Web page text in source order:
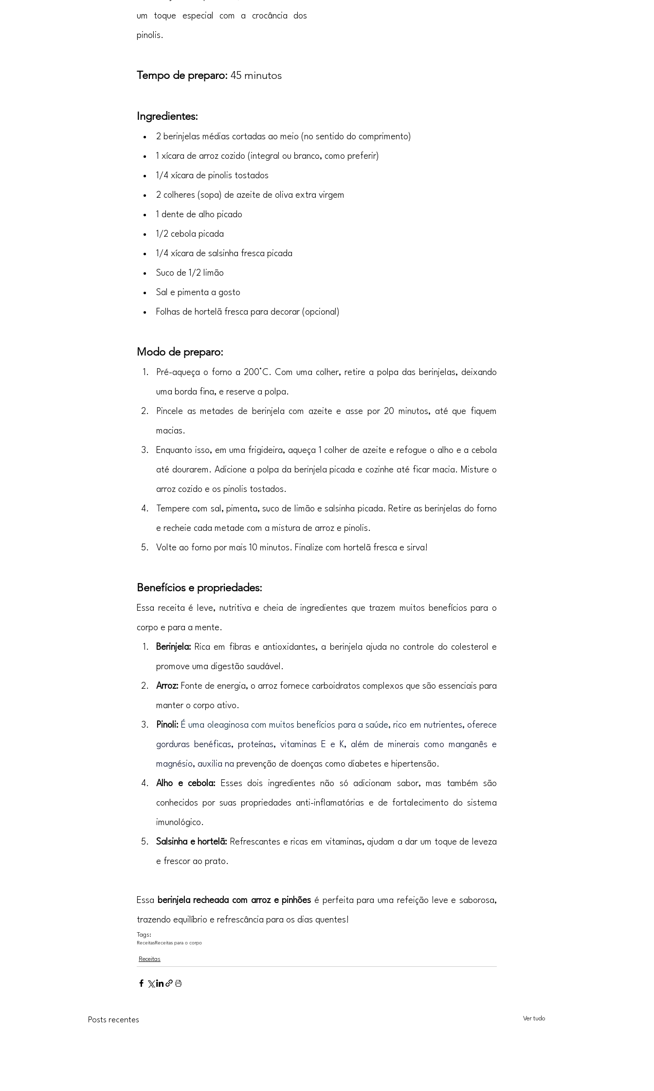
um toque especial com a crocância dos
pinolis.
Tempo de preparo: 45 minutos
Ingredientes:
2 berinjelas médias cortadas ao meio (no sentido do comprimento)
1 xícara de arroz cozido (integral ou branco, como preferir)
1/4 xícara de pinolis tostados
2 colheres (sopa) de azeite de oliva extra virgem
1 dente de alho picado
1/2 cebola picada
1/4 xícara de salsinha fresca picada
Suco de 1/2 limão
Sal e pimenta a gosto
Folhas de hortelã fresca para decorar (opcional)
Modo de preparo:
Pré-aqueça o forno a 200°C. Com uma colher, retire a polpa das berinjelas, deixando
uma borda fina, e reserve a polpa.
Pincele as metades de berinjela com azeite e asse por 20 minutos, até que fiquem
macias.
Enquanto isso, em uma frigideira, aqueça 1 colher de azeite e refogue o alho e a cebola
até dourarem. Adicione a polpa da berinjela picada e cozinhe até ficar macia. Misture o
arroz cozido e os pinolis tostados.
Tempere com sal, pimenta, suco de limão e salsinha picada. Retire as berinjelas do forno
e recheie cada metade com a mistura de arroz e pinolis.
Volte ao forno por mais 10 minutos. Finalize com hortelã fresca e sirva!
Benefícios e propriedades:
Essa receita é leve, nutritiva e cheia de ingredientes que trazem muitos benefícios para o
corpo e para a mente.
Berinjela: Rica em fibras e antioxidantes, a berinjela ajuda no controle do colesterol e
promove uma digestão saudável.
Arroz: Fonte de energia, o arroz fornece carboidratos complexos que são essenciais para
manter o corpo ativo.
Pinoli: É uma oleaginosa com muitos benefícios para a saúde, rico em nutrientes, oferece
gorduras benéficas, proteínas, vitaminas E e K, além de minerais como manganês e
magnésio, auxilia na prevenção de doenças como diabetes e hipertensão.
Alho e cebola: Esses dois ingredientes não só adicionam sabor, mas também são
conhecidos por suas propriedades anti-inflamatórias e de fortalecimento do sistema
imunológico.
Salsinha e hortelã: Refrescantes e ricas em vitaminas, ajudam a dar um toque de leveza
e frescor ao prato.
Essa berinjela recheada com arroz e pinhões é perfeita para uma refeição leve e saborosa,
trazendo equilíbrio e refrescância para os dias quentes!
Tags:
ReceitasReceitas para o corpo
Receitas
Posts recentes Ver tudo